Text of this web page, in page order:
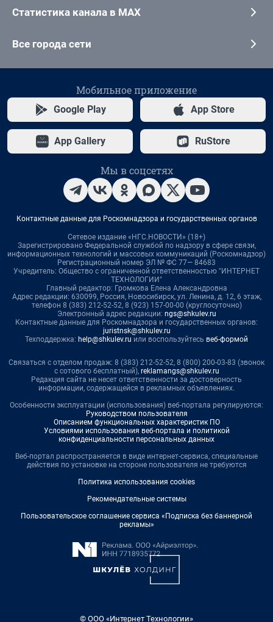
Статистика канала в MAX
Все города сети
Мобильное приложение
Google Play App Store
App Gallery RuStore
Мы в соцсетях
Контактные данные для Роскомнадзора и государственных органов
Сетевое издание «НГС.НОВОСТИ» (18+)
Зарегистрировано Федеральной службой по надзору в сфере связи,
информационных технологий и массовых коммуникаций (Роскомнадзор)
Регистрационный номер ЭЛ № ФС 77— 84683
Учредитель: Общество с ограниченной ответственностью "ИНТЕРНЕТ
ТЕХНОЛОГИИ"
Главный редактор: Громкова Елена Александровна
Адрес редакции: 630099, Россия, Новосибирск, ул. Ленина, д. 12, 6 этаж,
телефон 8 (383) 212-52-52, 8 (923) 157-00-00 (круглосуточно)
Электронный адрес редакции: ngs@shkulev.ru
Контактные данные для Роскомнадзора и государственных органов:
juristnsk@shkulev.ru
Техподдержка: help@shkulev.ru или воспользуйтесь веб-формой
Связаться с отделом продаж: 8 (383) 212-52-52, 8 (800) 200-03-83 (звонок
с сотового бесплатный), reklamangs@shkulev.ru
Редакция сайта не несет ответственности за достоверность
информации, содержащейся в рекламных объявлениях.
Особенности эксплуатации (использования) веб-портала регулируются:
Руководством пользователя
Описанием функциональных характеристик ПО
Условиями использования веб-портала и политикой
конфиденциальности персональных данных
Веб-портал распространяется в виде интернет-сервиса, специальные
действия по установке на стороне пользователя не требуются
Политика использования cookies
Рекомендательные системы
Пользовательское соглашение сервиса «Подписка без баннерной
рекламы»
© ООО «Интернет Технологии»